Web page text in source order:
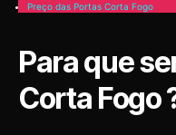
Preço das Portas Corta Fogo
Para que
Corta Fogo